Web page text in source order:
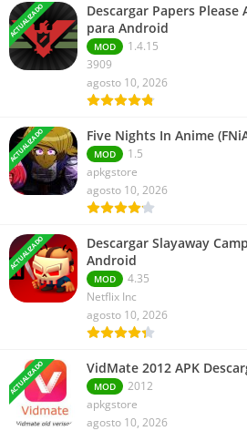
ACTUALIZADO
Descargar Papers Please
para Android
MOD
1.4.15
3909
agosto 10, 2026
ACTUALIZADO Five Nights In Anime
MOD
1.5
apkgstore
agosto 10, 2026
ACTUALIZADO
Descargar Slayaway
Android
MOD
4.35
Netflix Inc
agosto 10, 2026
ACTUALIZADO VidMate 2012 APK
MOD
2012
apkgstore
agosto 10, 2026